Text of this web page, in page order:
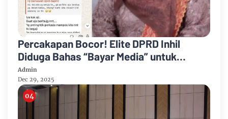
Percakapan Bocor! Elite DPRD Inhil
Diduga Bahas “Bayar Media” untuk
Dukung Kebijakan
Admin
Dec 29, 2025